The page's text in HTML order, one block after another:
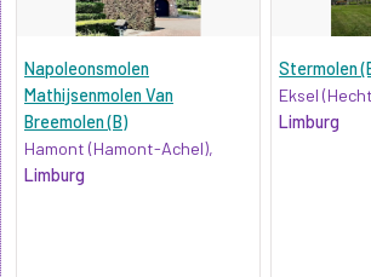
Napoleonsmolen
Mathijsenmolen Van
Breemolen (B)
Hamont (Hamont-Achel),
Limburg
Stermolen
Eksel
Limburg